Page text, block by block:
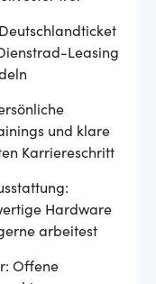
Leasing
und klare
Karriereschritt
Hardware
arbeitest
Offene